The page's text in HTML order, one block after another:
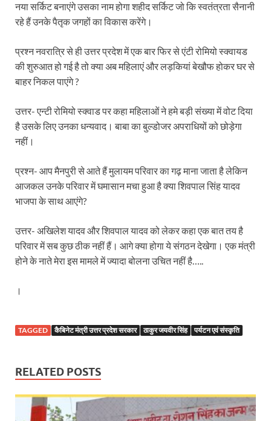
पीएम मोदी के संबोधन की बड़ी बातें
Char Dham Yatra Action Plan: चारधाम यात्रा-
Aerial Survey: सीएम योगी के निर्देश पर उप मुख्यमंत्री व
Bhartendu Natya Akadami: मुख्यमंत्री ने देखी ‘आनंद
Mann Ki Baat: प्रधानमंत्री नरेंद्र मोदी ने देशवासियों को
Jewar International Airport: यूपी में विकास अब घोषणा
MMMUT Girls Hostel: एमएमएमयूटी में साइबर फोरेंसिक
NCBC Chairman: साध्वी निरंजन ज्योति बनी राष्ट्रीय
मिलावटखोरों पर और कसेगा सरकार का शिकंजा
नया सर्किट बनाएंगे उसका नाम होगा शहीद सर्किट जो कि स्वतंत्रता सैनानी
रहे हैं उनके पैतृक जगहों का विकास करेंगे।
प्रश्न नवरात्रि से ही उत्तर प्रदेश में एक बार फिर से एंटी रोमियो स्क्वायड
की शुरुआत हो गई है तो क्या अब महिलाएं और लड़कियां बेखौफ होकर घर से
बाहर निकल पाएंगे ?
उत्तर- एन्टी रोमियो स्क्वाड पर कहा महिलाओं ने हमे बड़ी संख्या में वोट दिया
है उसके लिए उनका धन्यवाद। बाबा का बुल्डोजर अपराधियों को छोड़ेगा
नहीं।
प्रश्न- आप मैनपुरी से आते हैं मुलायम परिवार का गढ़ माना जाता है लेकिन
आजकल उनके परिवार में घमासान मचा हुआ है क्या शिवपाल सिंह यादव
भाजपा के साथ आएंगे?
उत्तर- अखिलेश यादव और शिवपाल यादव को लेकर कहा एक बात तय है
परिवार में सब कुछ ठीक नहीं हैं। आगे क्या होगा ये संगठन देखेगा। एक मंत्री
होने के नाते मेरा इस मामले में ज्यादा बोलना उचित नहीं है…..
।
TAGGED कैबिनेट मंत्री उत्तर प्रदेश सरकार ठाकुर जयवीर सिंह पर्यटन एवं संस्कृति
RELATED POSTS